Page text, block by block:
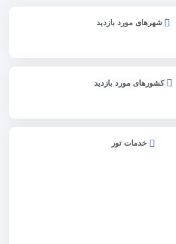
شهرهای مورد بازدید
کشورهای مورد بازدید
خدمات تور